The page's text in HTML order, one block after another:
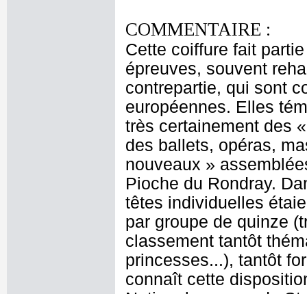
COMMENTAIRE :
Cette coiffure fait
épreuves, souvent
contrepartie, qui sont
européennes. Elles
très certainement des
des ballets, opéras,
nouveaux »
Pioche du Rondray.
têtes individuelles
par groupe de quinze
classement tantôt
princesses...), tantôt
connaît cette